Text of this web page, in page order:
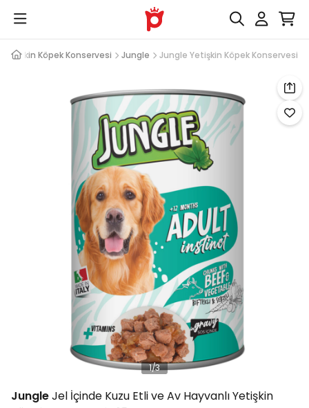
Yetişkin Köpek Konservesi Jungle Jungle Yetişkin Köpek Konservesi
1/3
JungleJel İçinde Kuzu Etli ve Av Hayvanlı Yetişkin